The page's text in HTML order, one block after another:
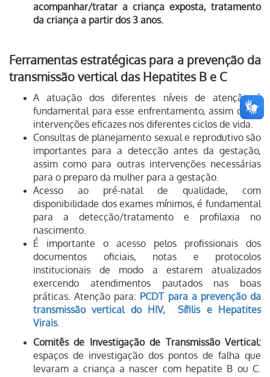
acompanhar/tratar a criança exposta, tratamento
da criança a partir dos 3 anos.
Ferramentas estratégicas para a prevenção da
transmissão vertical das Hepatites B e C
A atuação dos diferentes níveis de atenção é
fundamental para esse enfrentamento, assim como
intervenções eficazes nos diferentes ciclos de vida.
Consultas de planejamento sexual e reprodutivo são
importantes para a detecção antes da gestação,
assim como para outras intervenções necessárias
para o preparo da mulher para a gestação.
Acesso ao pré-natal de qualidade, com
disponibilidade dos exames mínimos, é fundamental
para a detecção/tratamento e profilaxia no
nascimento.
É importante o acesso pelos profissionais dos
documentos oficiais, notas e protocolos
institucionais de modo a estarem atualizados
exercendo atendimentos pautados nas boas
práticas. Atenção para: PCDT para a prevenção da
transmissão vertical do HIV, Sífilis e Hepatites
Virais.
Comitês de Investigação de Transmissão Vertical:
espaços de investigação dos pontos de falha que
levaram a criança a nascer com hepatite B ou C.